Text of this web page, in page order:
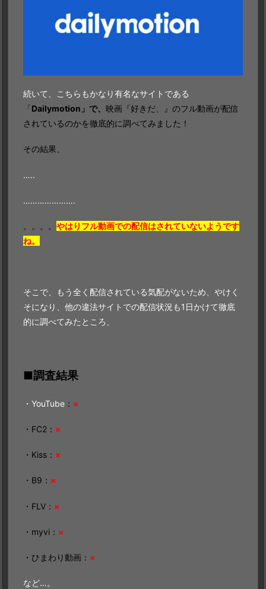
続いて、こちらもかなり有名なサイトである
「Dailymotion」で、 映画『好きだ、』のフル動画が配信
されているのかを徹底的に調べてみました！
その結果、
…..
………………….
。。。。 やはりフル動画での配信はされていないようです
ね。
そこで、もう全く配信されている気配がないため、やけく
そになり、他の違法サイトでの配信状況も1日かけて徹底
的に調べてみたところ、
■調査結果
・YouTube ： ×
・FC2： ×
・Kiss： ×
・B9： ×
・FLV： ×
・myvi： ×
・ひまわり動画： ×
など…。